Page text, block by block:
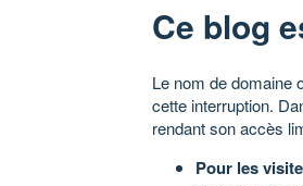
Ce blog
Le nom de domaine
cette interruption.
rendant son accès
Pour les